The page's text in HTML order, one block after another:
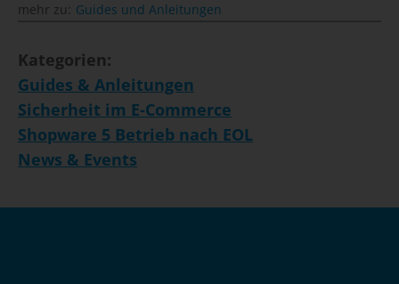
mehr zu: Guides und Anleitungen
Kategorien:
Guides & Anleitungen
Sicherheit im E-Commerce
Shopware 5 Betrieb nach EOL
News & Events